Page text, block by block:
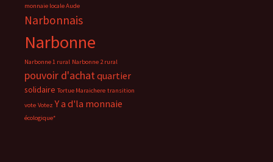
monnaie locale Aude
Narbonnais
Narbonne
Narbonne 1 rural Narbonne 2 rural
pouvoir d'achatquartier
solidaire Tortue Maraichere transition
vote Votez Y a d'la monnaie
écologique*